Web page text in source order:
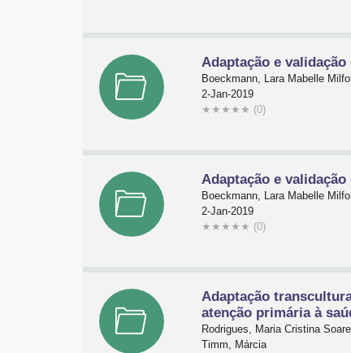
Adaptação e
Boeckmann, Lara Mabelle
2-Jan-2019
★ ★ ★ ★ ★ (0)
Adaptação e
Boeckmann, Lara Mabelle
2-Jan-2019
★ ★ ★ ★ ★ (0)
Adaptação
atenção primária à
Rodrigues, Maria Cristina
Timm, Márcia